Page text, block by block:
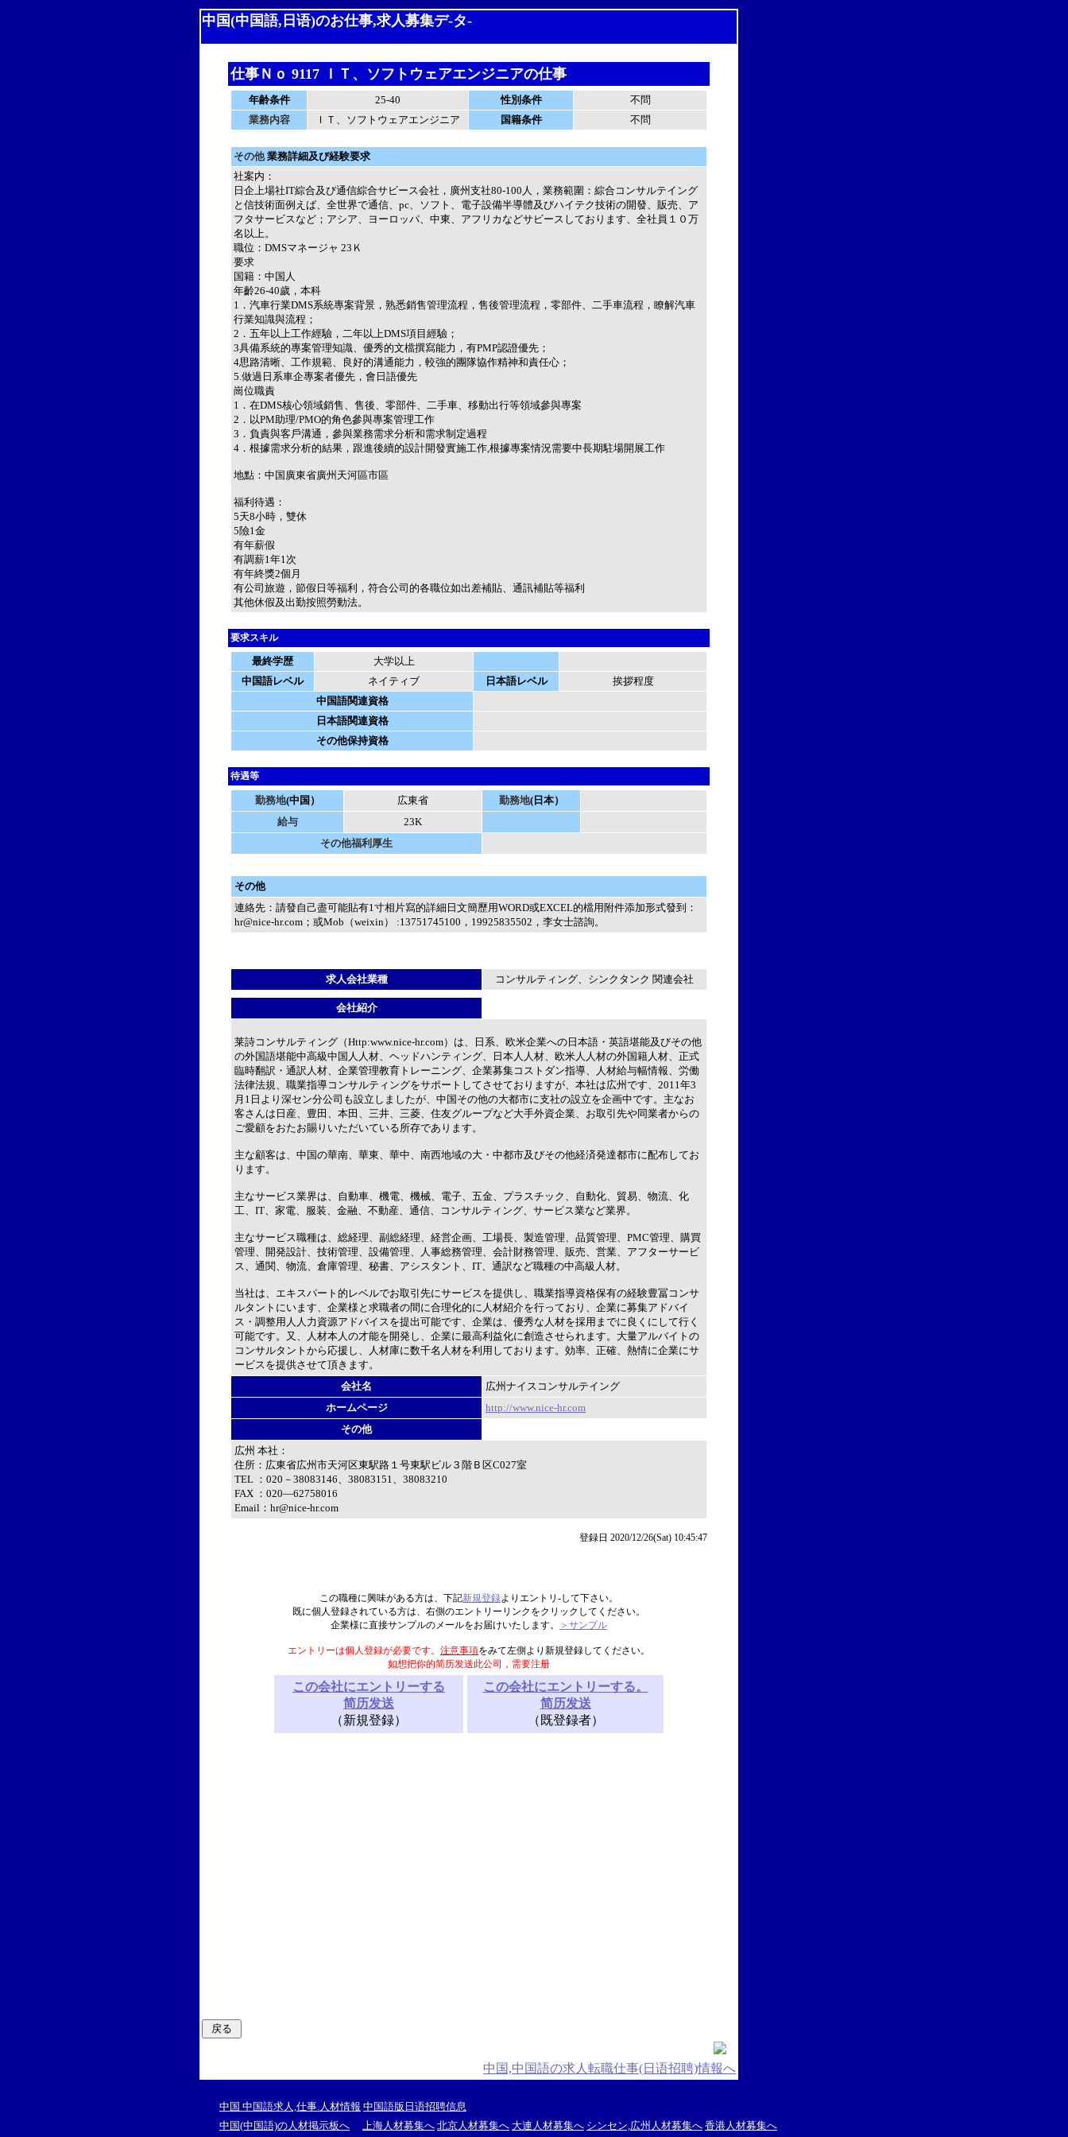
中国(中国語,日语)のお仕事,求人募集デ-タ-
仕事Ｎｏ 9117 ＩＴ、ソフトウェアエンジニアの仕事
年齢条件 25-40 性別条件
不問
業務内容
ＩＴ、ソフトウェアエンジニア 国籍条件 不問
その他業務詳細及び経験要求
社案内：
日企上場社IT綜合及び通信綜合サビース会社，廣州支社80-100人，業務範圍：綜合コンサルテイング
と信技術面例えば、全世界で通信、pc、ソフト、電子設備半導體及びハイテク技術の開發、販売、ア
フタサービスなど；アシア、ヨーロッパ、中東、アフリカなどサビースしております、全社員１０万
名以上。
職位：DMSマネージャ 23Ｋ
要求
国籍：中国人
年齡26-40歲，本科
1．汽車行業DMS系統專案背景，熟悉銷售管理流程，售後管理流程，零部件、二手車流程，瞭解汽車
行業知識與流程；
2．五年以上工作經驗，二年以上DMS項目經驗；
3具備系統的專案管理知識、優秀的文檔撰寫能力，有PMP認證優先；
4思路清晰、工作規範、良好的溝通能力，較強的團隊協作精神和責任心；
5.做過日系車企專案者優先，會日語優先
崗位職責
1．在DMS核心領域銷售、售後、零部件、二手車、移動出行等領域參與專案
2．以PM助理/PMO的角色參與專案管理工作
3．負責與客戶溝通，參與業務需求分析和需求制定過程
4．根據需求分析的結果，跟進後續的設計開發實施工作,根據專案情況需要中長期駐場開展工作
地點：中国廣東省廣州天河區市區
福利待遇：
5天8小時，雙休
5險1金
有年薪假
有調薪1年1次
有年終獎2個月
有公司旅遊，節假日等福利，符合公司的各職位如出差補貼、通訊補貼等福利
其他休假及出勤按照勞動法。
要求スキル
最終学歴
大学以上
中国語レベル
ネイティブ 日本語レベル
挨拶程度
中国語関連資格
日本語関連資格
その他保持資格
待遇等
勤務地(中国） 広東省 勤務地(日本）
給与
23K
その他福利厚生
その他
連絡先：請發自己盡可能貼有1寸相片寫的詳細日文簡歷用WORD或EXCEL的檔用附件添加形式發到：
hr@nice-hr.com；或Mob（weixin） :13751745100，19925835502，李女士諮詢。
求人会社業種 コンサルティング、シンクタンク 関連会社
会社紹介
莱詩コンサルティング（Http:www.nice-hr.com）は、日系、欧米企業への日本語・英語堪能及びその他
の外国語堪能中高級中国人人材、ヘッドハンティング、日本人人材、欧米人人材の外国籍人材、正式
臨時翻訳・通訳人材、企業管理教育トレーニング、企業募集コストダン指導、人材給与幅情報、労働
法律法規、職業指導コンサルティングをサポートしてさせておりますが、本社は広州です、2011年3
月1日より深セン分公司も設立しましたが、中国その他の大都市に支社の設立を企画中です。主なお
客さんは日産、豊田、本田、三井、三菱、住友グループなど大手外資企業、お取引先や同業者からの
ご愛顧をおたお賜りいただいている所存であります。
主な顧客は、中国の華南、華東、華中、南西地域の大・中都市及びその他経済発達都市に配布してお
ります。
主なサービス業界は、自動車、機電、機械、電子、五金、プラスチック、自動化、貿易、物流、化
工、IT、家電、服装、金融、不動産、通信、コンサルティング、サービス業など業界。
主なサービス職種は、総経理、副総経理、経営企画、工場長、製造管理、品質管理、PMC管理、購買
管理、開発設計、技術管理、設備管理、人事総務管理、会計財務管理、販売、営業、アフターサービ
ス、通関、物流、倉庫管理、秘書、アシスタント、IT、通訳など職種の中高級人材。
当社は、エキスパート的レベルでお取引先にサービスを提供し、職業指導資格保有の経験豊冨コンサ
ルタントにいます、企業様と求職者の間に合理化的に人材紹介を行っており、企業に募集アドバイ
ス・調整用人人力資源アドバイスを提出可能です、企業は、優秀な人材を採用までに良くにして行く
可能です。又、人材本人の才能を開発し、企業に最高利益化に創造させられます。大量アルバイトの
コンサルタントから応援し、人材庫に数千名人材を利用しております。効率、正確、熱情に企業にサ
ービスを提供させて頂きます。
会社名
広州ナイスコンサルテイング
ホームページ
http://www.nice-hr.com
その他
広州 本社：
住所：広東省広州市天河区東駅路１号東駅ビル３階Ｂ区C027室
TEL ：020－38083146、38083151、38083210
FAX ：020—62758016
Email：hr@nice-hr.com
登録日 2020/12/26(Sat) 10:45:47
この職種に興味がある方は、下記新規登録よりエントリ-して下さい。
既に個人登録されている方は、右側のエントリーリンクをクリックしてください。
企業様に直接サンプルのメールをお届けいたします。
＞サンプル
エントリーは個人登録が必要です。 注意事項をみて左側より新規登録してください。
如想把你的简历发送此公司，需要注册
この会社にエントリーする
简历发送
（新規登録）
この会社にエントリーする。
简历发送
（既登録者）
中国,中国語の求人転職仕事(日语招聘)情報へ
中国 中国語求人,仕事.人材情報 中国語版日语招聘信息
中国(中国語)の人材掲示板へ
上海人材募集へ 北京人材募集へ 大連人材募集へ シンセン,広州人材募集へ 香港人材募集へ